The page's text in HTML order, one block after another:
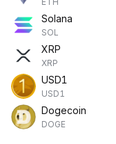
Solana
SOL
XRP
XRP
USD1
USD1
Dogecoin
DOGE